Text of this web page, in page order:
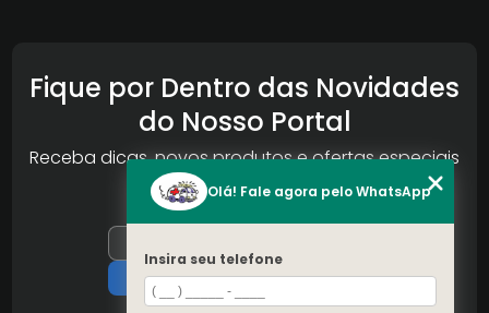
Fique por Dentro das Novidades
do Nosso Portal
Receba dicas, novos produtos e ofertas especiais
da Reconlog
Olá! Fale agora pelo WhatsApp
Insira seu telefone